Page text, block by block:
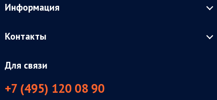
Информация
Контакты
Для связи
+7 (495) 120 08 90